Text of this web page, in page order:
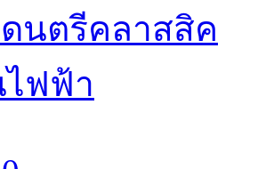
ดนตรีคลาสสิค
ไฟฟ้า